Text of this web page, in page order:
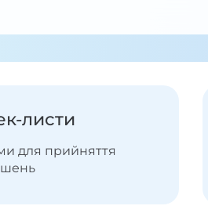
листи
для прийняття